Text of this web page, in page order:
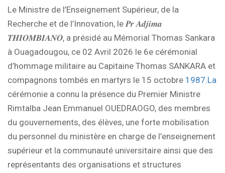
Le Ministre de l’Enseignement Supérieur, de la
Recherche et de l’Innovation, le 𝑷𝒓 𝑨𝒅𝒋𝒊𝒎𝒂
𝑻𝑯𝑰𝑶𝑴𝑩𝑰𝑨𝑵𝑶, a présidé au Mémorial Thomas Sankara
à Ouagadougou, ce 02 Avril 2026 le 6e cérémonial
d’hommage militaire au Capitaine Thomas SANKARA et
compagnons tombés en martyrs le 15 octobre 1987.La
cérémonie a connu la présence du Premier Ministre
Rimtalba Jean Emmanuel OUEDRAOGO, des membres
du gouvernements, des élèves, une forte mobilisation
du personnel du ministère en charge de l’enseignement
supérieur et la communauté universitaire ainsi que des
représentants des organisations et structures